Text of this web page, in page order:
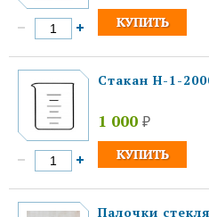
Стакан Н-1-
1 000 ₽
Палочки